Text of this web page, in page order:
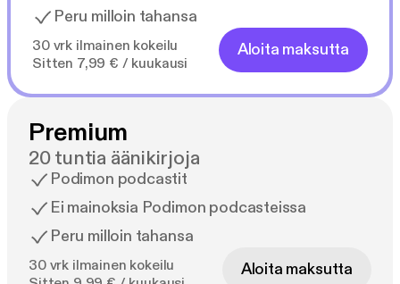
Peru milloin tahansa
30 vrk ilmainen kokeilu
Sitten 7,99 € / kuukausi
Aloita maksutta
Premium
20 tuntia äänikirjoja
Podimon podcastit
Ei mainoksia Podimon podcasteissa
Peru milloin tahansa
30 vrk ilmainen kokeilu
Aloita maksutta